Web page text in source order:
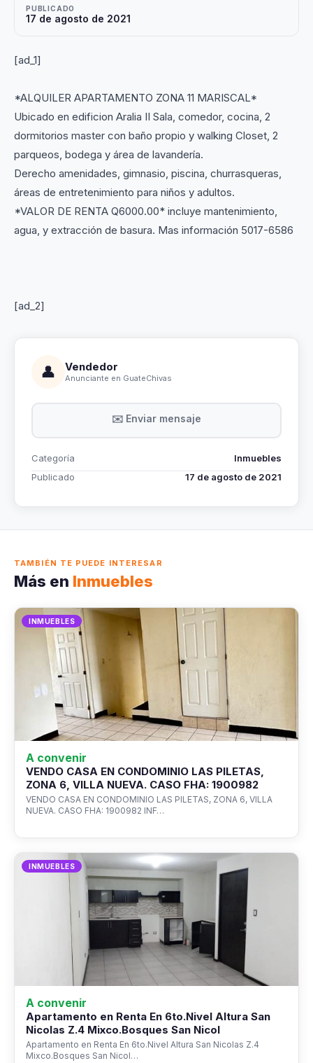
PUBLICADO
17 de agosto de 2021
[ad_1]
*ALQUILER APARTAMENTO ZONA 11 MARISCAL*
Ubicado en edificion Aralia II Sala, comedor, cocina, 2
dormitorios master con baño propio y walking Closet, 2
parqueos, bodega y área de lavandería.
Derecho amenidades, gimnasio, piscina, churrasqueras,
áreas de entretenimiento para niños y adultos.
*VALOR DE RENTA Q6000.00* incluye mantenimiento,
agua, y extracción de basura. Mas información 5017-6586
[ad_2]
👤 Vendedor
Anunciante en GuateChivas
✉️ Enviar mensaje
Categoría
Inmuebles
Publicado
17 de agosto de 2021
TAMBIÉN TE PUEDE INTERESAR
Más en Inmuebles
INMUEBLES
A convenir
VENDO CASA EN CONDOMINIO LAS PILETAS,
ZONA 6, VILLA NUEVA. CASO FHA: 1900982
VENDO CASA EN CONDOMINIO LAS PILETAS, ZONA 6, VILLA
NUEVA. CASO FHA: 1900982 INF…
INMUEBLES
A convenir
Apartamento en Renta En 6to.Nivel Altura San
Nicolas Z.4 Mixco.Bosques San Nicol
Apartamento en Renta En 6to.Nivel Altura San Nicolas Z.4
Mixco.Bosques San Nicol…